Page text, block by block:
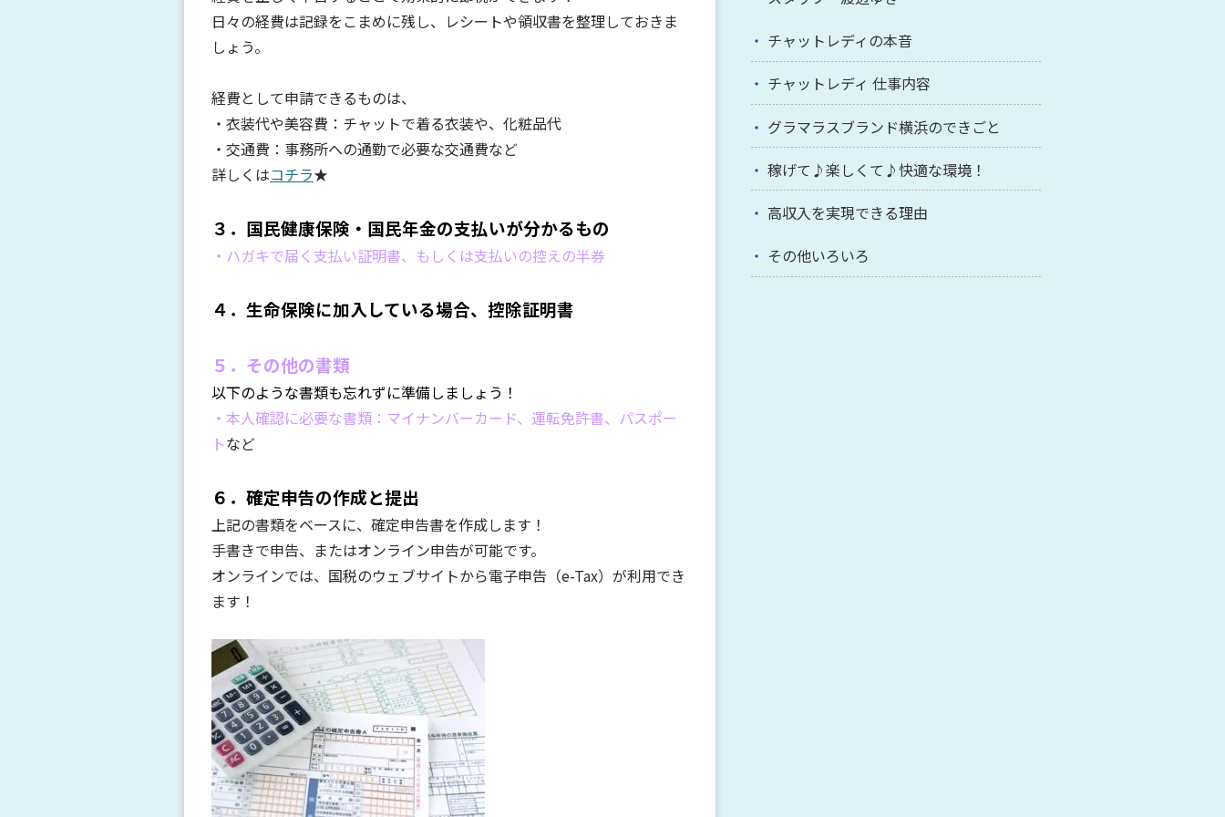
日々の経費は記録をこまめに残し、レシートや領収書を整理しておきま
しょう。
経費として申請できるものは、
・衣装代や美容費：チャットで着る衣装や、化粧品代
・交通費：事務所への通勤で必要な交通費など
詳しくはコチラ★
３．国民健康保険・国民年金の支払いが分かるもの
・ハガキで届く支払い証明書、もしくは支払いの控えの半券
４．生命保険に加入している場合、控除証明書
５．その他の書類
以下のような書類も忘れずに準備しましょう！
・本人確認に必要な書類：マイナンバーカード、運転免許書、パスポー
トなど
６．確定申告の作成と提出
上記の書類をベースに、確定申告書を作成します！
手書きで申告、またはオンライン申告が可能です。
オンラインでは、国税のウェブサイトから電子申告（e-Tax）が利用でき
ます！
チャットレディの本音
チャットレディ 仕事内容
グラマラスブランド横浜のできごと
稼げて♪楽しくて♪快適な環境！
高収入を実現できる理由
その他いろいろ